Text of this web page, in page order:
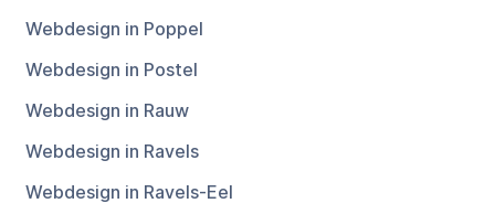
Webdesign in Poppel
Webdesign in Postel
Webdesign in Rauw
Webdesign in Ravels
Webdesign in Ravels-Eel